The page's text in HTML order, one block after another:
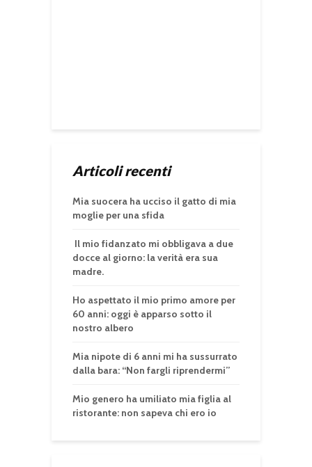
Articoli recenti
Mia suocera ha ucciso il gatto di mia
moglie per una sfida
Il mio fidanzato mi obbligava a due
docce al giorno: la verità era sua
madre.
Ho aspettato il mio primo amore per
60 anni: oggi è apparso sotto il
nostro albero
Mia nipote di 6 anni mi ha sussurrato
dalla bara: “Non fargli riprendermi”
Mio genero ha umiliato mia figlia al
ristorante: non sapeva chi ero io